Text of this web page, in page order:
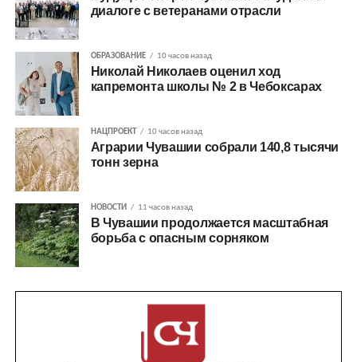
диалоге с ветеранами отрасли
ОБРАЗОВАНИЕ 10 часов назад
Николай Николаев оценил ход
капремонта школы № 2 в Чебоксарах
НАЦПРОЕКТ 10 часов назад
Аграрии Чувашии собрали 140,8 тысячи
тонн зерна
НОВОСТИ 11 часов назад
В Чувашии продолжается масштабная
борьба с опасным сорняком